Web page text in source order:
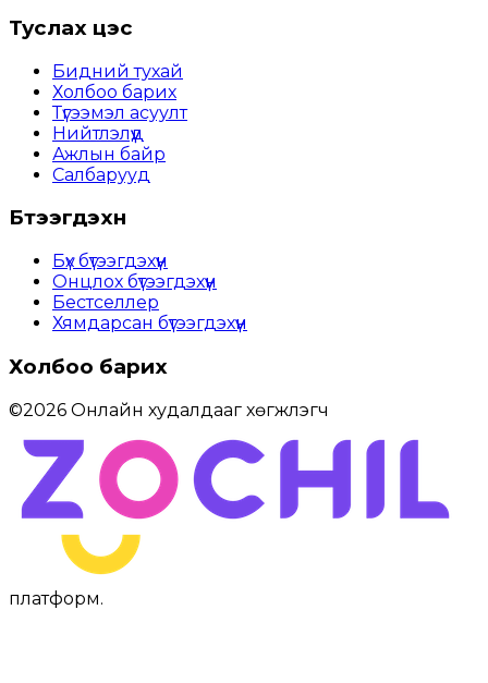
Туслах цэс
Бидний тухай
Холбоо барих
Түгээмэл асуулт
Нийтлэлүүд
Ажлын байр
Салбарууд
Бүтээгдэхүүн
Бүх бүтээгдэхүүн
Онцлох бүтээгдэхүүн
Бестселлер
Хямдарсан бүтээгдэхүүн
Холбоо барих
©2026 Онлайн худалдааг хөгжүүлэгч
платформ.